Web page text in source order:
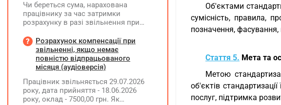
Об'єктами
сумісність, правила,
позначення,
Стаття 5. Мета та
Метою
об'єктів
послуг, підтримка
Чи береться сума, нарахована
працівнику за час затримки
розрахунку в разі звільнення при
заробітної плати (винагороди), для
розрахунку внеску на підтримку
працевлаштування осіб з
інвалідністю?
Розрахунок компенсації при
звільненні, якщо немає
повністю відпрацьованого
місяця (аудіоверсія)
Працівник звільняється 29.07.2026
року, дата прийняття - 18.06.2026
року, оклад - 7500,00 грн. Як